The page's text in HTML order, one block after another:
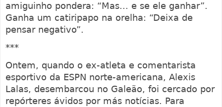
amiguinho pondera: “Mas... e se ele ganhar”.
Ganha um catiripapo na orelha: “Deixa de
pensar negativo”.
***
Ontem, quando o ex-atleta e comentarista
esportivo da ESPN norte-americana, Alexis
Lalas, desembarcou no Galeão, foi cercado por
repórteres ávidos por más notícias. Para